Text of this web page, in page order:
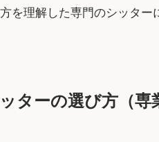
を理解した専門のシッター
ターの選び方（専